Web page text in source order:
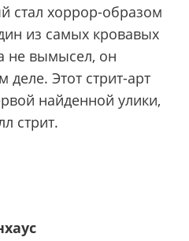
стал хоррор-образом
из самых кровавых
не вымысел, он
деле. Этот стрит-арт
найденной улики,
стрит.